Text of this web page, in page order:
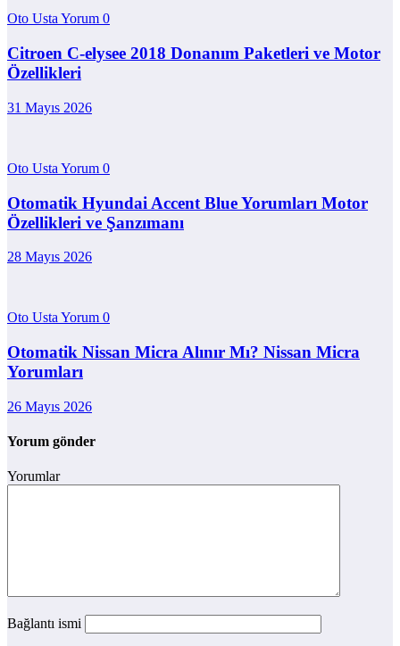
Oto Usta Yorum 0
Citroen C-elysee 2018 Donanım Paketleri ve Motor
Özellikleri
31 Mayıs 2026
Oto Usta Yorum 0
Otomatik Hyundai Accent Blue Yorumları Motor
Özellikleri ve Şanzımanı
28 Mayıs 2026
Oto Usta Yorum 0
Otomatik Nissan Micra Alınır Mı? Nissan Micra
Yorumları
26 Mayıs 2026
Yorum gönder
Yorumlar
Bağlantı ismi